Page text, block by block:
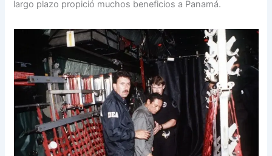
largo plazo propició muchos beneficios a Panamá.